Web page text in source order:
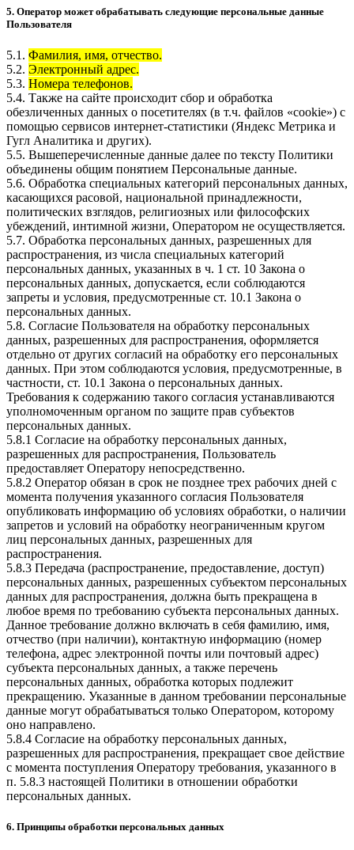
5. Оператор может обрабатывать следующие персональные данные
Пользователя
5.1. Фамилия, имя, отчество.
5.2. Электронный адрес.
5.3. Номера телефонов.
5.4. Также на сайте происходит сбор и обработка
обезличенных данных о посетителях (в т.ч. файлов «cookie») с
помощью сервисов интернет-статистики (Яндекс Метрика и
Гугл Аналитика и других).
5.5. Вышеперечисленные данные далее по тексту Политики
объединены общим понятием Персональные данные.
5.6. Обработка специальных категорий персональных данных,
касающихся расовой, национальной принадлежности,
политических взглядов, религиозных или философских
убеждений, интимной жизни, Оператором не осуществляется.
5.7. Обработка персональных данных, разрешенных для
распространения, из числа специальных категорий
персональных данных, указанных в ч. 1 ст. 10 Закона о
персональных данных, допускается, если соблюдаются
запреты и условия, предусмотренные ст. 10.1 Закона о
персональных данных.
5.8. Согласие Пользователя на обработку персональных
данных, разрешенных для распространения, оформляется
отдельно от других согласий на обработку его персональных
данных. При этом соблюдаются условия, предусмотренные, в
частности, ст. 10.1 Закона о персональных данных.
Требования к содержанию такого согласия устанавливаются
уполномоченным органом по защите прав субъектов
персональных данных.
5.8.1 Согласие на обработку персональных данных,
разрешенных для распространения, Пользователь
предоставляет Оператору непосредственно.
5.8.2 Оператор обязан в срок не позднее трех рабочих дней с
момента получения указанного согласия Пользователя
опубликовать информацию об условиях обработки, о наличии
запретов и условий на обработку неограниченным кругом
лиц персональных данных, разрешенных для
распространения.
5.8.3 Передача (распространение, предоставление, доступ)
персональных данных, разрешенных субъектом персональных
данных для распространения, должна быть прекращена в
любое время по требованию субъекта персональных данных.
Данное требование должно включать в себя фамилию, имя,
отчество (при наличии), контактную информацию (номер
телефона, адрес электронной почты или почтовый адрес)
субъекта персональных данных, а также перечень
персональных данных, обработка которых подлежит
прекращению. Указанные в данном требовании персональные
данные могут обрабатываться только Оператором, которому
оно направлено.
5.8.4 Согласие на обработку персональных данных,
разрешенных для распространения, прекращает свое действие
с момента поступления Оператору требования, указанного в
п. 5.8.3 настоящей Политики в отношении обработки
персональных данных.
6. Принципы обработки персональных данных